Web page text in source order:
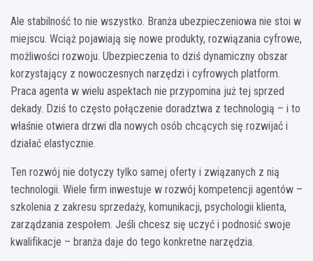
Ale stabilność to nie wszystko. Branża ubezpieczeniowa nie stoi w
miejscu. Wciąż pojawiają się nowe produkty, rozwiązania cyfrowe,
możliwości rozwoju. Ubezpieczenia to dziś dynamiczny obszar
korzystający z nowoczesnych narzędzi i cyfrowych platform.
Praca agenta w wielu aspektach nie przypomina już tej sprzed
dekady. Dziś to często połączenie doradztwa z technologią – i to
właśnie otwiera drzwi dla nowych osób chcących się rozwijać i
działać elastycznie.
Ten rozwój nie dotyczy tylko samej oferty i związanych z nią
technologii. Wiele firm inwestuje w rozwój kompetencji agentów –
szkolenia z zakresu sprzedaży, komunikacji, psychologii klienta,
zarządzania zespołem. Jeśli chcesz się uczyć i podnosić swoje
kwalifikacje – branża daje do tego konkretne narzędzia.